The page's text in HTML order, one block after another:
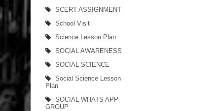
SCERT ASSIGNMENT
School Visit
Science Lesson Plan
SOCIAL AWARENESS
SOCIAL SCIENCE
Social Science Lesson
Plan
SOCIAL WHATS APP
GROUP